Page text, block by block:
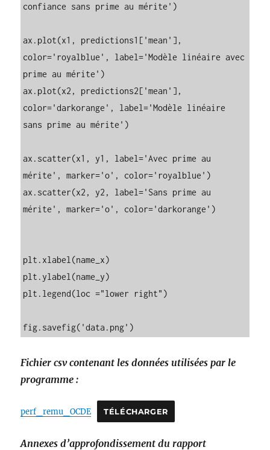
confiance sans prime au mérite')
ax.plot(x1, predictions1['mean'],
color='royalblue', label='Modèle linéaire avec
prime au mérite')
ax.plot(x2, predictions2['mean'],
color='darkorange', label='Modèle linéaire
sans prime au mérite')
ax.scatter(x1, y1, label='Avec prime au
mérite', marker='o', color='royalblue')
ax.scatter(x2, y2, label='Sans prime au
mérite', marker='o', color='darkorange')
plt.xlabel(name_x)
plt.ylabel(name_y)
plt.legend(loc ="lower right")
fig.savefig('data.png')
Fichier csv contenant les données utilisées par le
programme :
perf_remu_OCDE TÉLÉCHARGER
Annexes d’approfondissement du rapport